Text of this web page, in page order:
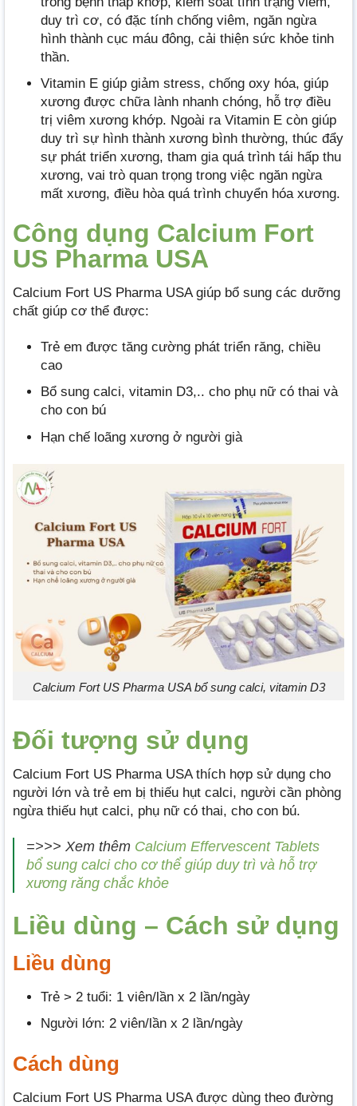
duy trì cơ, có đặc tính chống viêm, ngăn ngừa
hình thành cục máu đông, cải thiện sức khỏe tinh
thần.
Vitamin E giúp giảm stress, chống oxy hóa, giúp
xương được chữa lành nhanh chóng, hỗ trợ điều
trị viêm xương khớp. Ngoài ra Vitamin E còn giúp
duy trì sự hình thành xương bình thường, thúc đẩy
sự phát triển xương, tham gia quá trình tái hấp thu
xương, vai trò quan trọng trong việc ngăn ngừa
mất xương, điều hòa quá trình chuyển hóa xương.
Công dụng Calcium Fort
US Pharma USA
Calcium Fort US Pharma USA giúp bổ sung các dưỡng
chất giúp cơ thể được:
Trẻ em được tăng cường phát triển răng, chiều
cao
Bổ sung calci, vitamin D3,.. cho phụ nữ có thai và
cho con bú
Hạn chế loãng xương ở người già
Calcium Fort US Pharma USA bổ sung calci, vitamin D3
Đối tượng sử dụng
Calcium Fort US Pharma USA thích hợp sử dụng cho
người lớn và trẻ em bị thiếu hụt calci, người cần phòng
ngừa thiếu hụt calci, phụ nữ có thai, cho con bú.
=>>> Xem thêm Calcium Effervescent Tablets
bổ sung calci cho cơ thể giúp duy trì và hỗ trợ
xương răng chắc khỏe
Liều dùng – Cách sử dụng
Liều dùng
Trẻ > 2 tuổi: 1 viên/lần x 2 lần/ngày
Người lớn: 2 viên/lần x 2 lần/ngày
Cách dùng
Calcium Fort US Pharma USA được dùng theo đường